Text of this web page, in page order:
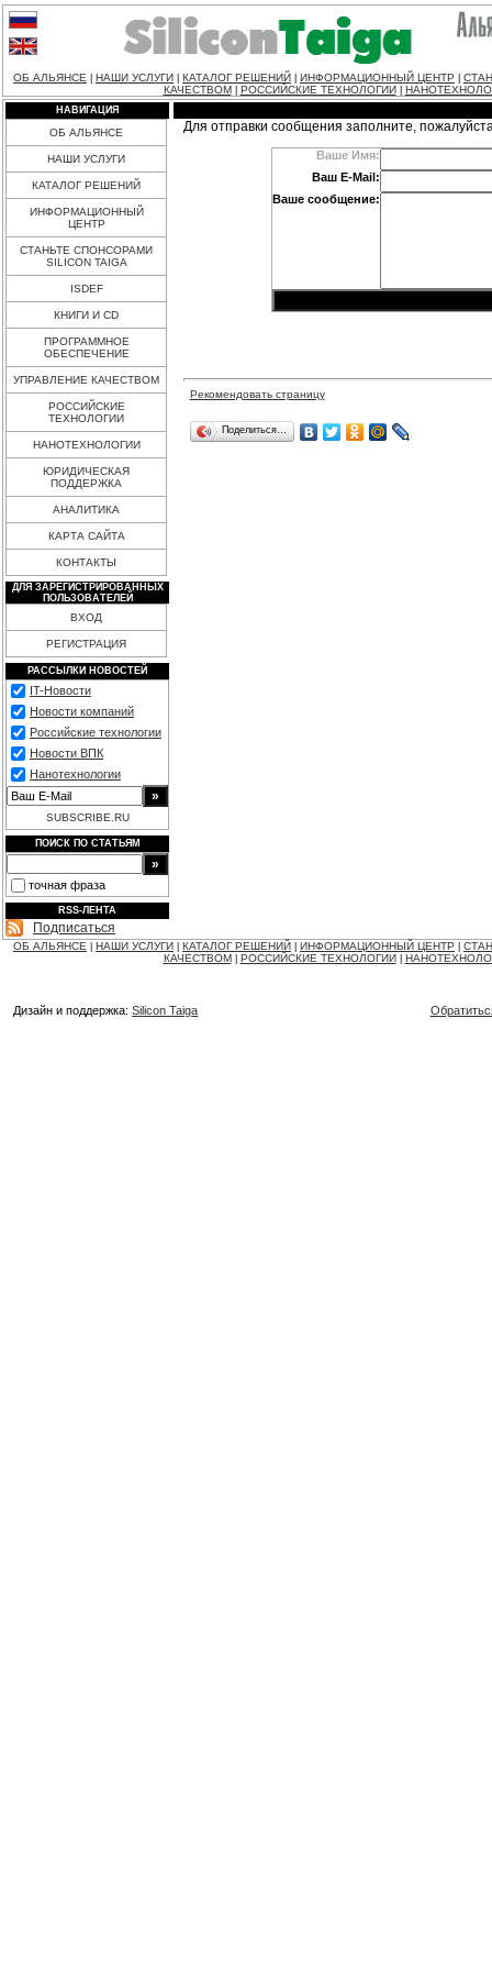
ОБ АЛЬЯНСЕ НАШИ УСЛУГИ КАТАЛОГ РЕШЕНИЙ ИНФОРМАЦИОННЫЙ ЦЕНТР
КАЧЕСТВОМ
РОССИЙСКИЕ ТЕХНОЛОГИИ
НАВИГАЦИЯ
ОБ АЛЬЯНСЕ
НАШИ УСЛУГИ
КАТАЛОГ РЕШЕНИЙ
ИНФОРМАЦИОННЫЙ
ЦЕНТР
СТАНЬТЕ СПОНСОРАМИ
SILICON TAIGA
ISDEF
КНИГИ И CD
ПРОГРАММНОЕ
ОБЕСПЕЧЕНИЕ
УПРАВЛЕНИЕ КАЧЕСТВОМ
РОССИЙСКИЕ
ТЕХНОЛОГИИ
НАНОТЕХНОЛОГИИ
ЮРИДИЧЕСКАЯ
ПОДДЕРЖКА
АНАЛИТИКА
КАРТА САЙТА
КОНТАКТЫ
ДЛЯ ЗАРЕГИСТРИРОВАННЫХ
ПОЛЬЗОВАТЕЛЕЙ
ВХОД
РЕГИСТРАЦИЯ
РАССЫЛКИ НОВОСТЕЙ
IT-Новости
Новости компаний
Российские технологии
Новости ВПК
Нанотехнологии
SUBSCRIBE.RU
ПОИСК ПО СТАТЬЯМ
точная фраза
RSS-ЛЕНТА
Подписаться
Для отправки сообщения заполните,
Ваше Имя:
Ваш E-Mail:
Ваше сообщение:
Рекомендовать страницу
Поделиться…
ОБ АЛЬЯНСЕ НАШИ УСЛУГИ КАТАЛОГ РЕШЕНИЙ ИНФОРМАЦИОННЫЙ ЦЕНТР
КАЧЕСТВОМ
РОССИЙСКИЕ ТЕХНОЛОГИИ
Дизайн и поддержка: Silicon Taiga